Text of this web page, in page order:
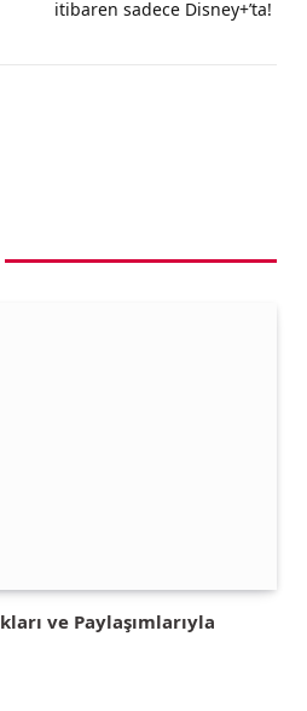
itibaren sadece Disney+’ta!
ve Paylaşımlarıyla